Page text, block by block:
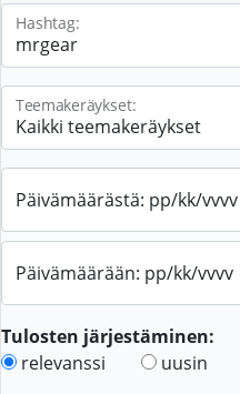
Hashtag:
Teemakeräykset:
Päivämäärästä: pp/kk/vvvv
Päivämäärään: pp/kk/vvvv
Tulosten järjestäminen:
relevanssi
uusin